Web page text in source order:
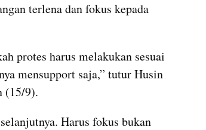
terlena dan fokus kepada
protes harus melakukan sesuai
mensupport saja,” tutur Husin
(15/9).
Harus fokus bukan